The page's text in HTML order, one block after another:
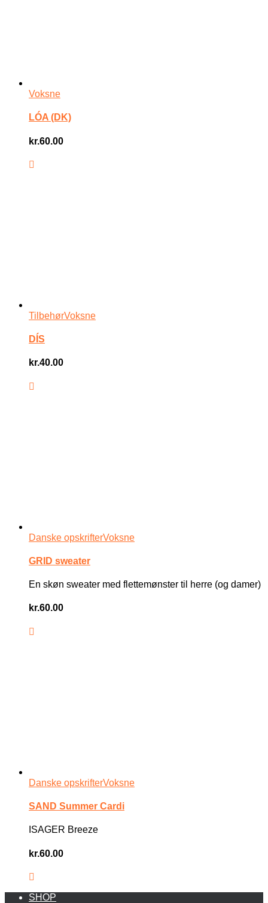
Voksne
LÓA (DK)
kr.60.00
TilbehørVoksne
DÍS
kr.40.00
Danske opskrifterVoksne
GRID sweater
En skøn sweater med flettemønster til herre (og damer)
kr.60.00
Danske opskrifterVoksne
SAND Summer Cardi
ISAGER Breeze
kr.60.00
SHOP